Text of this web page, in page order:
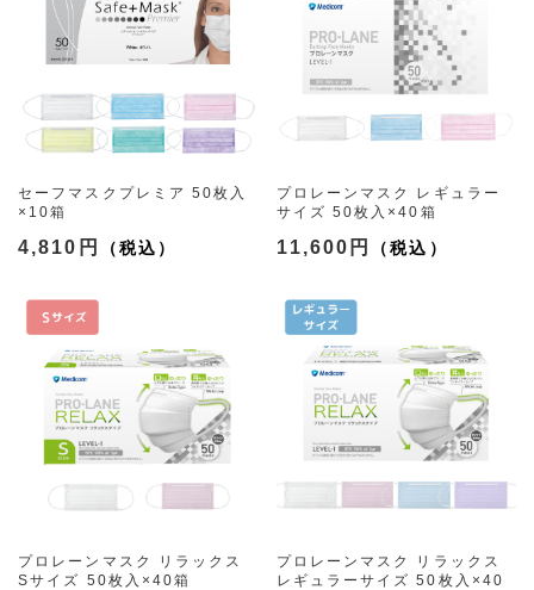
セーフマスクプレミア 50枚入
×10箱
4,810円
プロレーンマスク レギュラー
サイズ 50枚入×40箱
11,600円
プロレーンマスク リラックス
Sサイズ 50枚入×40箱
プロレーンマスク リラックス
レギュラーサイズ 50枚入×40